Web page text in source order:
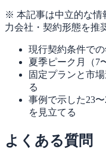
※ 本記事は中立的な情
力会社・契約形態を推
現行契約条件で
夏季ピーク月（7
固定プランと市
る
事例で示した23
を見立てる
よくある質問